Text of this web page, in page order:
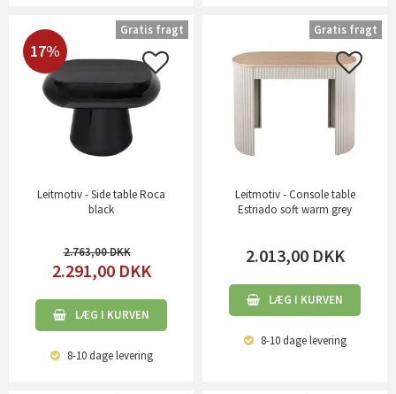
17%
Leitmotiv - Side table Roca
black
2.763,00
2.291,00 DKK
LÆG I KURVEN
8-10 dagelevering
Gratis fragt
Leitmotiv - Console table
Estriado soft warm grey
2.013,00 DKK
LÆG I KURVEN
8-10 dagelevering
Gratis fragt